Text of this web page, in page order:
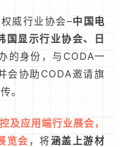
威行业协会–中国电
国显示行业协会、日
的身份，与CODA一
会协助CODA邀请旗
。
及应用端行业展会，
览会 ，将涵盖上游材